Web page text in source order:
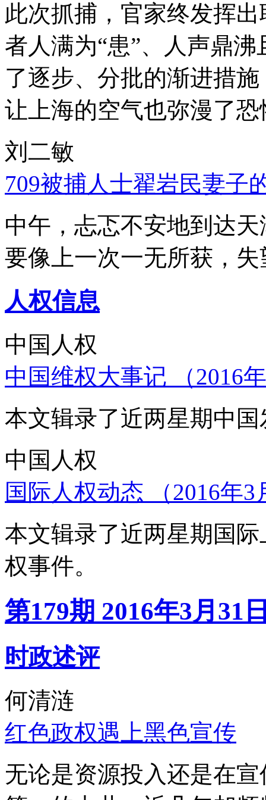
此次抓捕，官家终发挥
者人满为“患”、人声鼎
了逐步、分批的渐进措
让上海的空气也弥漫了
刘二敏
709被捕人士翟岩民妻子
中午，忐忑不安地到达
要像上一次一无所获，
人权信息
中国人权
中国维权大事记 （2016
本文辑录了近两星期中
中国人权
国际人权动态 （2016年
本文辑录了近两星期国
权事件。
第179期 2016年3月31
时政述评
何清涟
红色政权遇上黑色宣传
无论是资源投入还是在